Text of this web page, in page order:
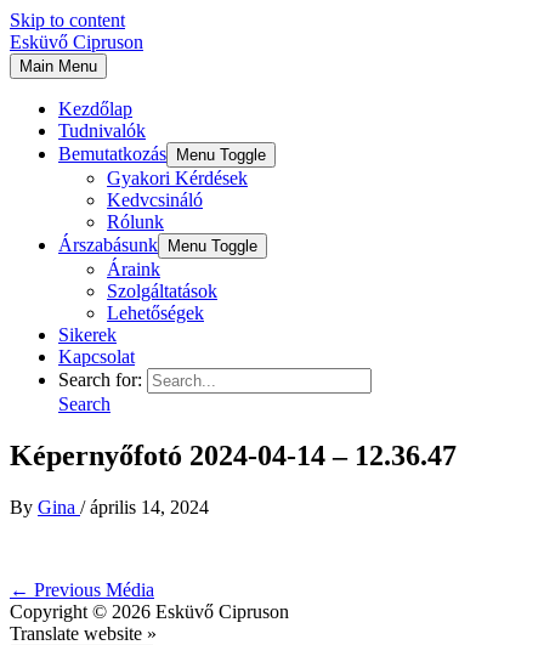
Skip to content
Esküvő Cipruson
Main Menu
Kezdőlap
Tudnivalók
Bemutatkozás
Menu Toggle
Gyakori Kérdések
Kedvcsináló
Rólunk
Árszabásunk
Menu Toggle
Áraink
Szolgáltatások
Lehetőségek
Sikerek
Kapcsolat
Search for:
Search
Képernyőfotó 2024-04-14 – 12.36.47
By Gina /április 14, 2024
← Previous Média
Copyright © 2026 Esküvő Cipruson
Translate website »